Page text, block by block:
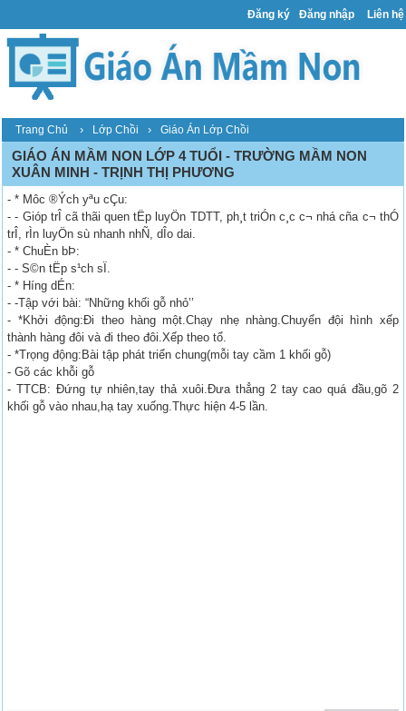
Đăng ký Đăng nhập Liên hệ
Trang Chủ › Lớp Chồi › Giáo Án Lớp Chồi
GIÁO ÁN MẦM NON LỚP 4 TUỔI - TRƯỜNG MẦM NON
XUÂN MINH - TRỊNH THỊ PHƯƠNG
- * Môc ®Ých yªu cÇu:
- - Gióp trÎ cã thãi quen tËp luyÖn TDTT, ph¸t triÓn c¸c c¬ nhá cña c¬ thÓ
trÎ, rÌn luyÖn sù nhanh nhÑ, dÎo dai.
- * ChuÈn bÞ:
- - S©n tËp s¹ch sÏ.
- * H­íng dÉn:
- -Tập với bài: “Những khối gỗ nhỏ’’
- *Khởi động:Đi theo hàng một.Chạy nhẹ nhàng.Chuyển đội hình xếp
thành hàng đôi và đi theo đôi.Xếp theo tổ.
- *Trọng động:Bài tập phát triển chung(mỗi tay cầm 1 khối gỗ)
- Gõ các khỗi gỗ
- TTCB: Đứng tự nhiên,tay thả xuôi.Đưa thẳng 2 tay cao quá đầu,gõ 2
khối gỗ vào nhau,hạ tay xuống.Thực hiện 4-5 lần.